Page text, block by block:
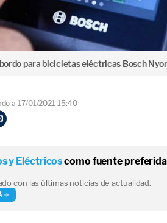
para bicicletas eléctricas Bosch
a 17/01/2021 15:40
y Eléctricoscomo fuente
con las últimas noticias de actualidad.